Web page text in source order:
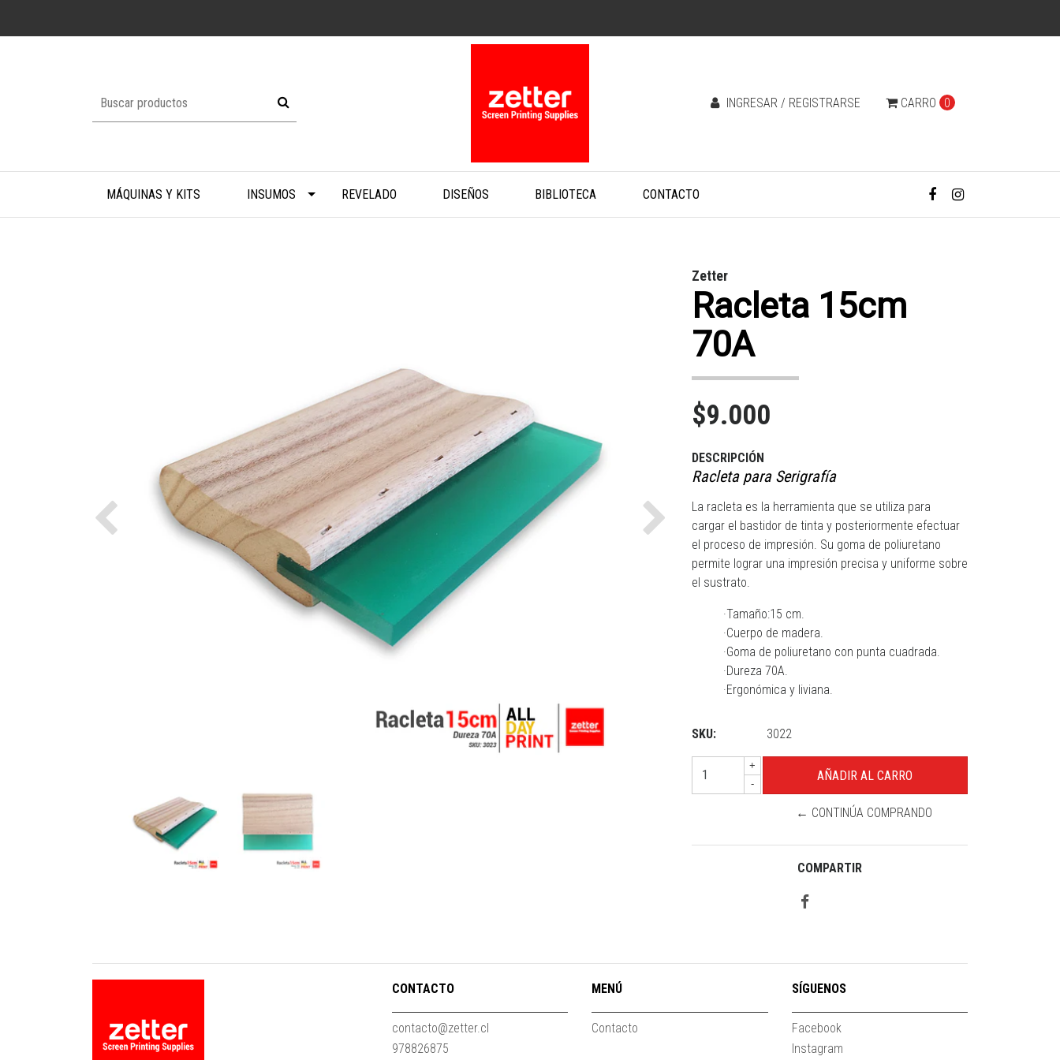
CARRO 0
INGRESAR / REGISTRARSE
MÁQUINAS Y KITS INSUMOS REVELADO DISEÑOS BIBLIOTECA CONTACTO
Previous Next
Zetter
Racleta 15cm
70A
$9.000
DESCRIPCIÓN
Racleta para Serigrafía
La racleta es la herramienta que se utiliza para
cargar el bastidor de tinta y posteriormente efectuar
el proceso de impresión. Su goma de poliuretano
permite lograr una impresión precisa y uniforme sobre
el sustrato.
·Tamaño:15 cm.
·Cuerpo de madera.
·Goma de poliuretano con punta cuadrada.
·Dureza 70A.
·Ergonómica y liviana.
SKU: 3022
+
-
← CONTINÚA COMPRANDO
COMPARTIR
CONTACTO
contacto@zetter.cl
978826875
MENÚ
Contacto
SÍGUENOS
Facebook
Instagram